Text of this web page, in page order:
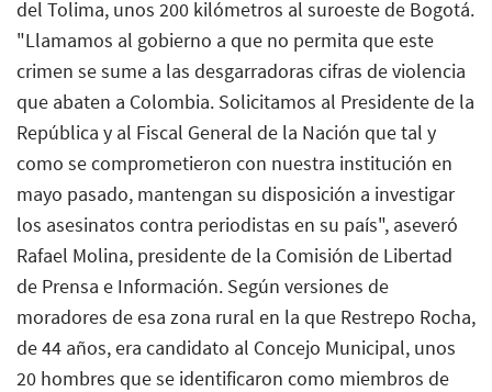
del Tolima, unos 200 kilómetros al suroeste de Bogotá.
"Llamamos al gobierno a que no permita que este
crimen se sume a las desgarradoras cifras de violencia
que abaten a Colombia. Solicitamos al Presidente de la
República y al Fiscal General de la Nación que tal y
como se comprometieron con nuestra institución en
mayo pasado, mantengan su disposición a investigar
los asesinatos contra periodistas en su país", aseveró
Rafael Molina, presidente de la Comisión de Libertad
de Prensa e Información. Según versiones de
moradores de esa zona rural en la que Restrepo Rocha,
de 44 años, era candidato al Concejo Municipal, unos
20 hombres que se identificaron como miembros de